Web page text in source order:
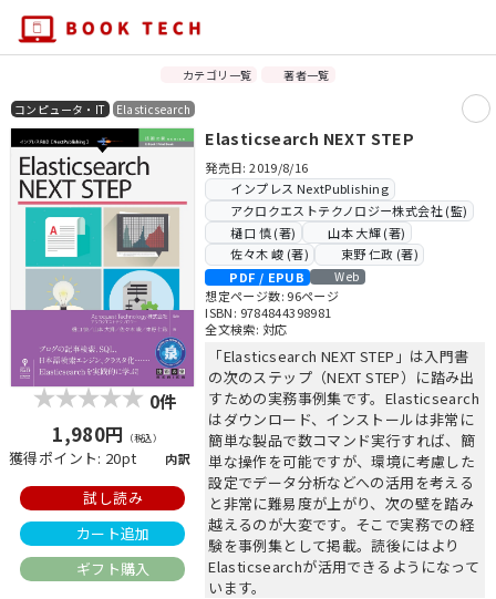
カテゴリ一覧 著者一覧
コンピュータ・IT Elasticsearch
0件
1,980円 （税込）
獲得ポイント: 20pt 内訳
試し読み
カート追加
ギフト購入
Elasticsearch NEXT STEP
発売日: 2019/8/16
インプレス NextPublishing
アクロクエストテクノロジー株式会社 (監)
樋口 慎 (著)
山本 大輝 (著)
佐々木 峻 (著)
束野 仁政 (著)
PDF / EPUB
Web
想定ページ数: 96ページ
ISBN: 9784844398981
全文検索: 対応
「Elasticsearch NEXT STEP」は入門書
の次のステップ（NEXT STEP）に踏み出
すための実務事例集です。Elasticsearch
はダウンロード、インストールは非常に
簡単な製品で数コマンド実行すれば、簡
単な操作を可能ですが、環境に考慮した
設定でデータ分析などへの活用を考える
と非常に難易度が上がり、次の壁を踏み
越えるのが大変です。そこで実務での経
験を事例集として掲載。読後にはより
Elasticsearchが活用できるようになって
います。